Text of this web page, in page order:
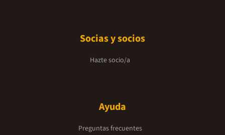
Socias y socios
Hazte socio/a
Ayuda
Preguntas frecuentes